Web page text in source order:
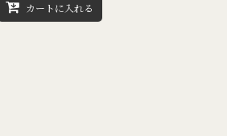
カートに入れる